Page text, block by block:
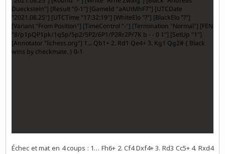
Échec et mat en 4 coups : 1… Fh6+ 2. Cf4 Dxf4+ 3. Rd3 Cc5+ 4. Rxd4